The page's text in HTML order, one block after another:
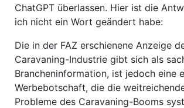
ChatGPT überlassen. Hier ist die
ich nicht ein Wort geändert habe:
Die in der FAZ erschienene Anzeige
Caravaning-Industrie gibt sich als
Brancheninformation, ist jedoch eine
Werbebotschaft, die die
Probleme des Caravaning-Booms